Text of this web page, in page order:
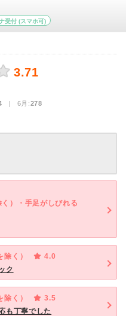
受付 (スマホ可)
3.71
| 6月:278
）・手足がしびれる
く）
4.0
ク
く）
3.5
も丁寧でした